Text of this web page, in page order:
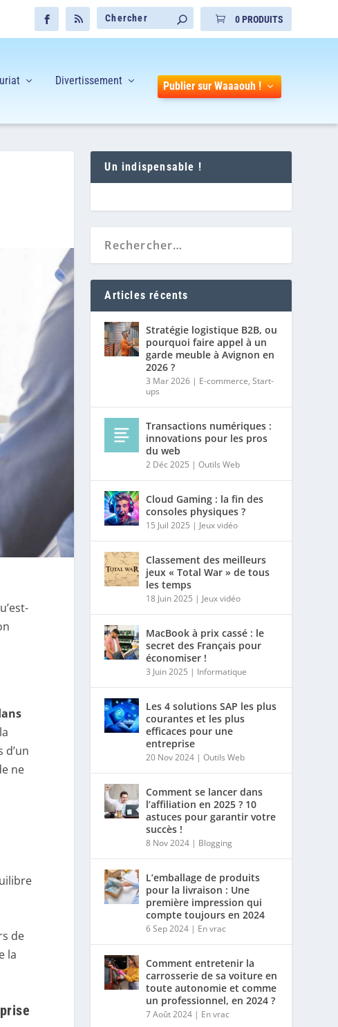
0 PRODUITS
Divertissement Publier sur Waaaouh !
ne
de
la
Un indispensable !
Articles récents
Stratégie logistique B2B, ou
pourquoi faire appel à un
garde meuble à Avignon en
2026 ?
3 Mar 2026 | E-commerce,Start-
ups
Transactions numériques :
innovations pour les pros
du web
2 Déc 2025 |Outils Web
Cloud Gaming : la fin des
consoles physiques ?
15 Juil 2025 | Jeux vidéo
Classement des meilleurs
jeux « Total War » de tous
les temps
18 Juin 2025 | Jeux vidéo
MacBook à prix cassé : le
secret des Français pour
économiser !
3 Juin 2025 | Informatique
Les 4 solutions SAP les plus
courantes et les plus
efficaces pour une
entreprise
20 Nov 2024 |Outils Web
Comment se lancer dans
l’affiliation en 2025 ? 10
astuces pour garantir votre
succès !
8 Nov 2024 | Blogging
L’emballage de produits
pour la livraison : Une
première impression qui
compte toujours en 2024
6 Sep 2024 | En vrac
Comment entretenir la
carrosserie de sa voiture en
toute autonomie et comme
un professionnel, en 2024 ?
7 Août 2024 | En vrac